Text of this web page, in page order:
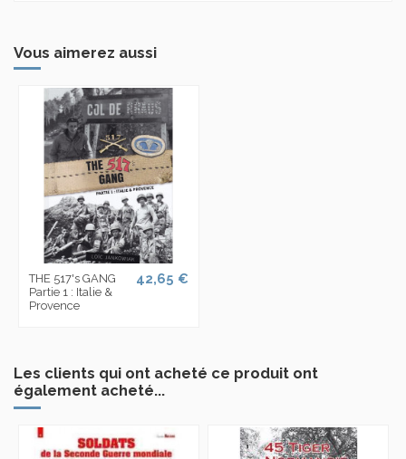
Vous aimerez aussi
THE 517's GANG
Partie 1 : Italie &
Provence
42,65 €
Les clients qui ont acheté ce produit ont
également acheté...